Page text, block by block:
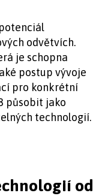
odvětvích.
je schopna
postup vývoje
pro konkrétní
působit jako
technologií.
od